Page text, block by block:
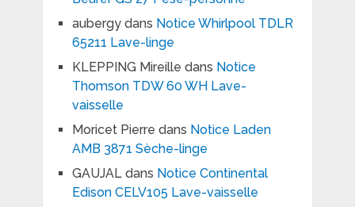
aubergydans Notice Whirlpool TDLR
65211 Lave-linge
KLEPPING Mireille dans Notice
Thomson TDW 60 WH Lave-
vaisselle
Moricet Pierre dans Notice Laden
AMB 3871 Sèche-linge
GAUJALdans Notice Continental
Edison CELV105 Lave-vaisselle